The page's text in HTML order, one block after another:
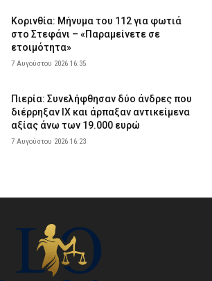
Κορινθία: Μήνυμα του 112 για φωτιά
στο Στεφάνι – «Παραμείνετε σε
ετοιμότητα»
7 Αυγούστου 2026 16:35
Πιερία: Συνελήφθησαν δύο άνδρες που
διέρρηξαν ΙΧ και άρπαξαν αντικείμενα
αξίας άνω των 19.000 ευρώ
7 Αυγούστου 2026 16:23